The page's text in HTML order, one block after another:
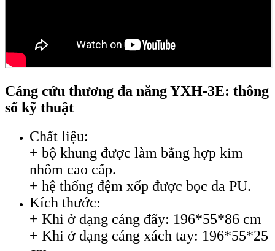
Cáng cứu thương đa năng YXH-3E: thông
số kỹ thuật
Chất liệu:
+ bộ khung được làm bằng hợp kim
nhôm cao cấp.
+ hệ thống đệm xốp được bọc da PU.
Kích thước:
+ Khi ở dạng cáng đẩy: 196*55*86 cm
+ Khi ở dạng cáng xách tay: 196*55*25